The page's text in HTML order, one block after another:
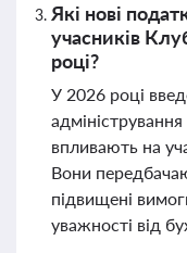
Які нові
учасників
році?
У 2026 році
впливають на
Вони
підвищені
уважності від